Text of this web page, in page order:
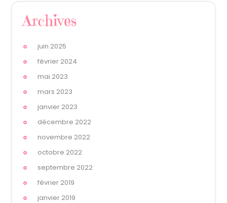
Archives
juin 2025
février 2024
mai 2023
mars 2023
janvier 2023
décembre 2022
novembre 2022
octobre 2022
septembre 2022
février 2019
janvier 2019